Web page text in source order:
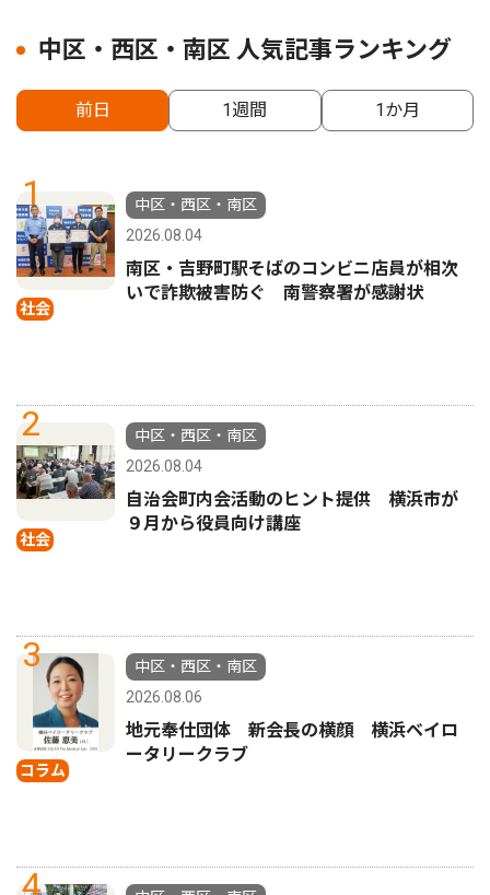
中区・西区・南区 人気記事ランキング
前日 1週間 1か月
1
社会
中区・西区・南区
2026.08.04
南区・吉野町駅そばのコンビニ店員が相次
いで詐欺被害防ぐ 南警察署が感謝状
2
社会
中区・西区・南区
2026.08.04
自治会町内会活動のヒント提供 横浜市が
９月から役員向け講座
3
コラム
中区・西区・南区
2026.08.06
地元奉仕団体 新会長の横顔 横浜ベイロ
ータリークラブ
4